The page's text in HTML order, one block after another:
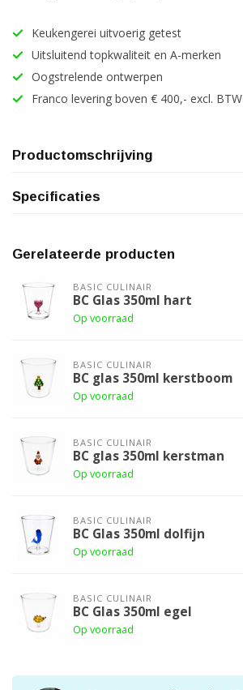
Keukengerei uitvoerig getest
Uitsluitend topkwaliteit en A-merken
Oogstrelende ontwerpen
Franco levering boven € 400,- excl. BTW
Productomschrijving
Specificaties
Gerelateerde producten
BASIC CULINAIR
BC Glas 350ml hart
Op voorraad
BASIC CULINAIR
BC glas 350ml kerstboom
Op voorraad
BASIC CULINAIR
BC glas 350ml kerstman
Op voorraad
BASIC CULINAIR
BC Glas 350ml dolfijn
Op voorraad
BASIC CULINAIR
BC Glas 350ml egel
Op voorraad